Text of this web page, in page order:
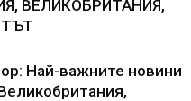
ВЕЛИКОБРИТАНИЯ,
Най-важните новини